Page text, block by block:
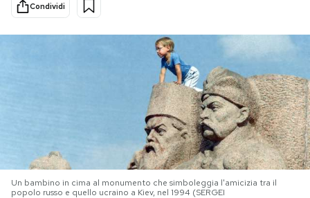
SHOP
Condividi
Un bambino in cima al monumento che simboleggia l'amicizia tra il
popolo russo e quello ucraino a Kiev, nel 1994 (SERGEI